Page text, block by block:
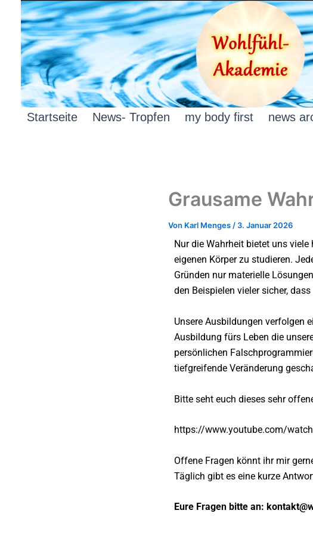
Inhalt
springen
Startseite News- Tropfen my body first news
Grausame
Von Karl Menges / 3. Januar 2026
Nur die Wahrheit bietet uns
eigenen Körper zu studieren.
Gründen nur materielle
den Beispielen vieler sicher,
Unsere Ausbildungen verfolgen
Ausbildung fürs Leben die
persönlichen
tiefgreifende Veränderung
Bitte seht euch dieses sehr
https://www.youtube.com/
Offene Fragen könnt ihr mir
Täglich gibt es eine kurze
Eure Fragen bitte an: